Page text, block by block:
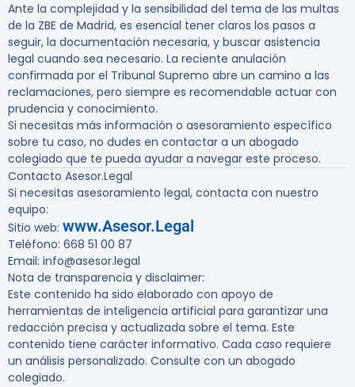
Ante la complejidad y la sensibilidad del tema de las multas
de la ZBE de Madrid, es esencial tener claros los pasos a
seguir, la documentación necesaria, y buscar asistencia
legal cuando sea necesario. La reciente anulación
confirmada por el Tribunal Supremo abre un camino a las
reclamaciones, pero siempre es recomendable actuar con
prudencia y conocimiento.
Si necesitas más información o asesoramiento específico
sobre tu caso, no dudes en contactar a un abogado
colegiado que te pueda ayudar a navegar este proceso.
Contacto Asesor.Legal
Si necesitas asesoramiento legal, contacta con nuestro
equipo:
Sitio web: www.Asesor.Legal
Teléfono: 668 51 00 87
Email: info@asesor.legal
Nota de transparencia y disclaimer:
Este contenido ha sido elaborado con apoyo de
herramientas de inteligencia artificial para garantizar una
redacción precisa y actualizada sobre el tema. Este
contenido tiene carácter informativo. Cada caso requiere
un análisis personalizado. Consulte con un abogado
colegiado.